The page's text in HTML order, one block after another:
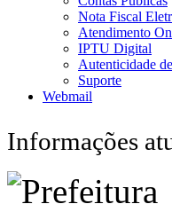
Nota Fiscal
Atendimento
IPTU Digital
Autenticidade
Suporte
Webmail
Informações